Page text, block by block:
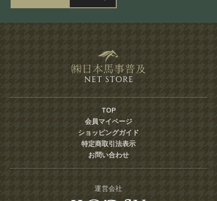
TOP
会員マイページ
ショッピングガイド
特定商取引法表示
お問い合わせ
運営会社